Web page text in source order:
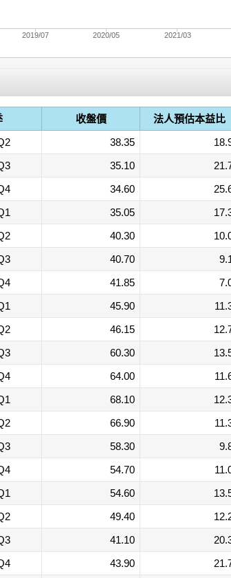
2019/07 2020/05 2021/03
收盤價 法人預估本益比
38.35
35.10
34.60
35.05
40.30
40.70
41.85
45.90
46.15
60.30
64.00
68.10
66.90
58.30
54.70
54.60
49.40
41.10
43.90